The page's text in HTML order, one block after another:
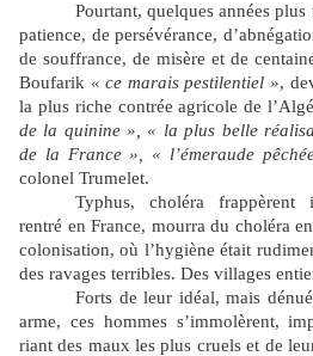
Pourtant, quelques années
patience, de persévérance,
de souffrance, de misère et de
Boufarik « ce marais pestilentiel »,
la plus riche contrée agricole de
de la quinine », « la plus belle
de la France », « l’émeraude
colonel Trumelet.
Typhus, choléra frappèrent
rentré en France, mourra du choléra
colonisation, où l’hygiène était
des ravages terribles. Des villages
Forts de leur idéal, mais
arme, ces hommes s’immolèrent,
riant des maux les plus cruels et de